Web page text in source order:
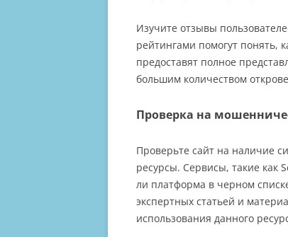
Изучите отзывы
рейтингами помогут понять,
предоставят полное
большим количеством
Проверка на
Проверьте сайт на наличие
ресурсы. Сервисы, такие как
ли платформа в черном
экспертных статьей и
использования данного